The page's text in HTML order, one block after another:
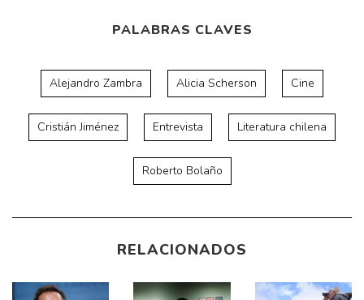
PALABRAS CLAVES
Alejandro Zambra Alicia Scherson Cine
Cristián Jiménez Entrevista Literatura chilena
Roberto Bolaño
RELACIONADOS